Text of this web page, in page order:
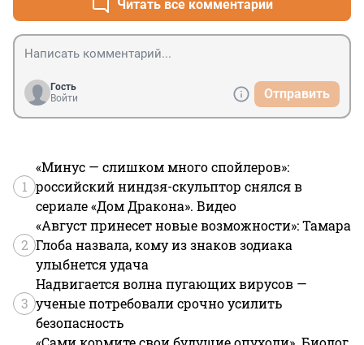
Читать все комментарии
Гость
Войти
Отправить
1
«Минус — слишком много спойлеров»:
российский ниндзя-скульптор снялся в
сериале «Дом Дракона». Видео
2
«Август принесет новые возможности»: Тамара
Глоба назвала, кому из знаков зодиака
улыбнется удача
3
Надвигается волна пугающих вирусов —
ученые потребовали срочно усилить
безопасность